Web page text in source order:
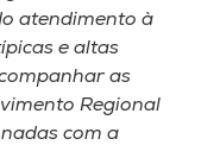
atendimento à
e altas
as
Regional
com a